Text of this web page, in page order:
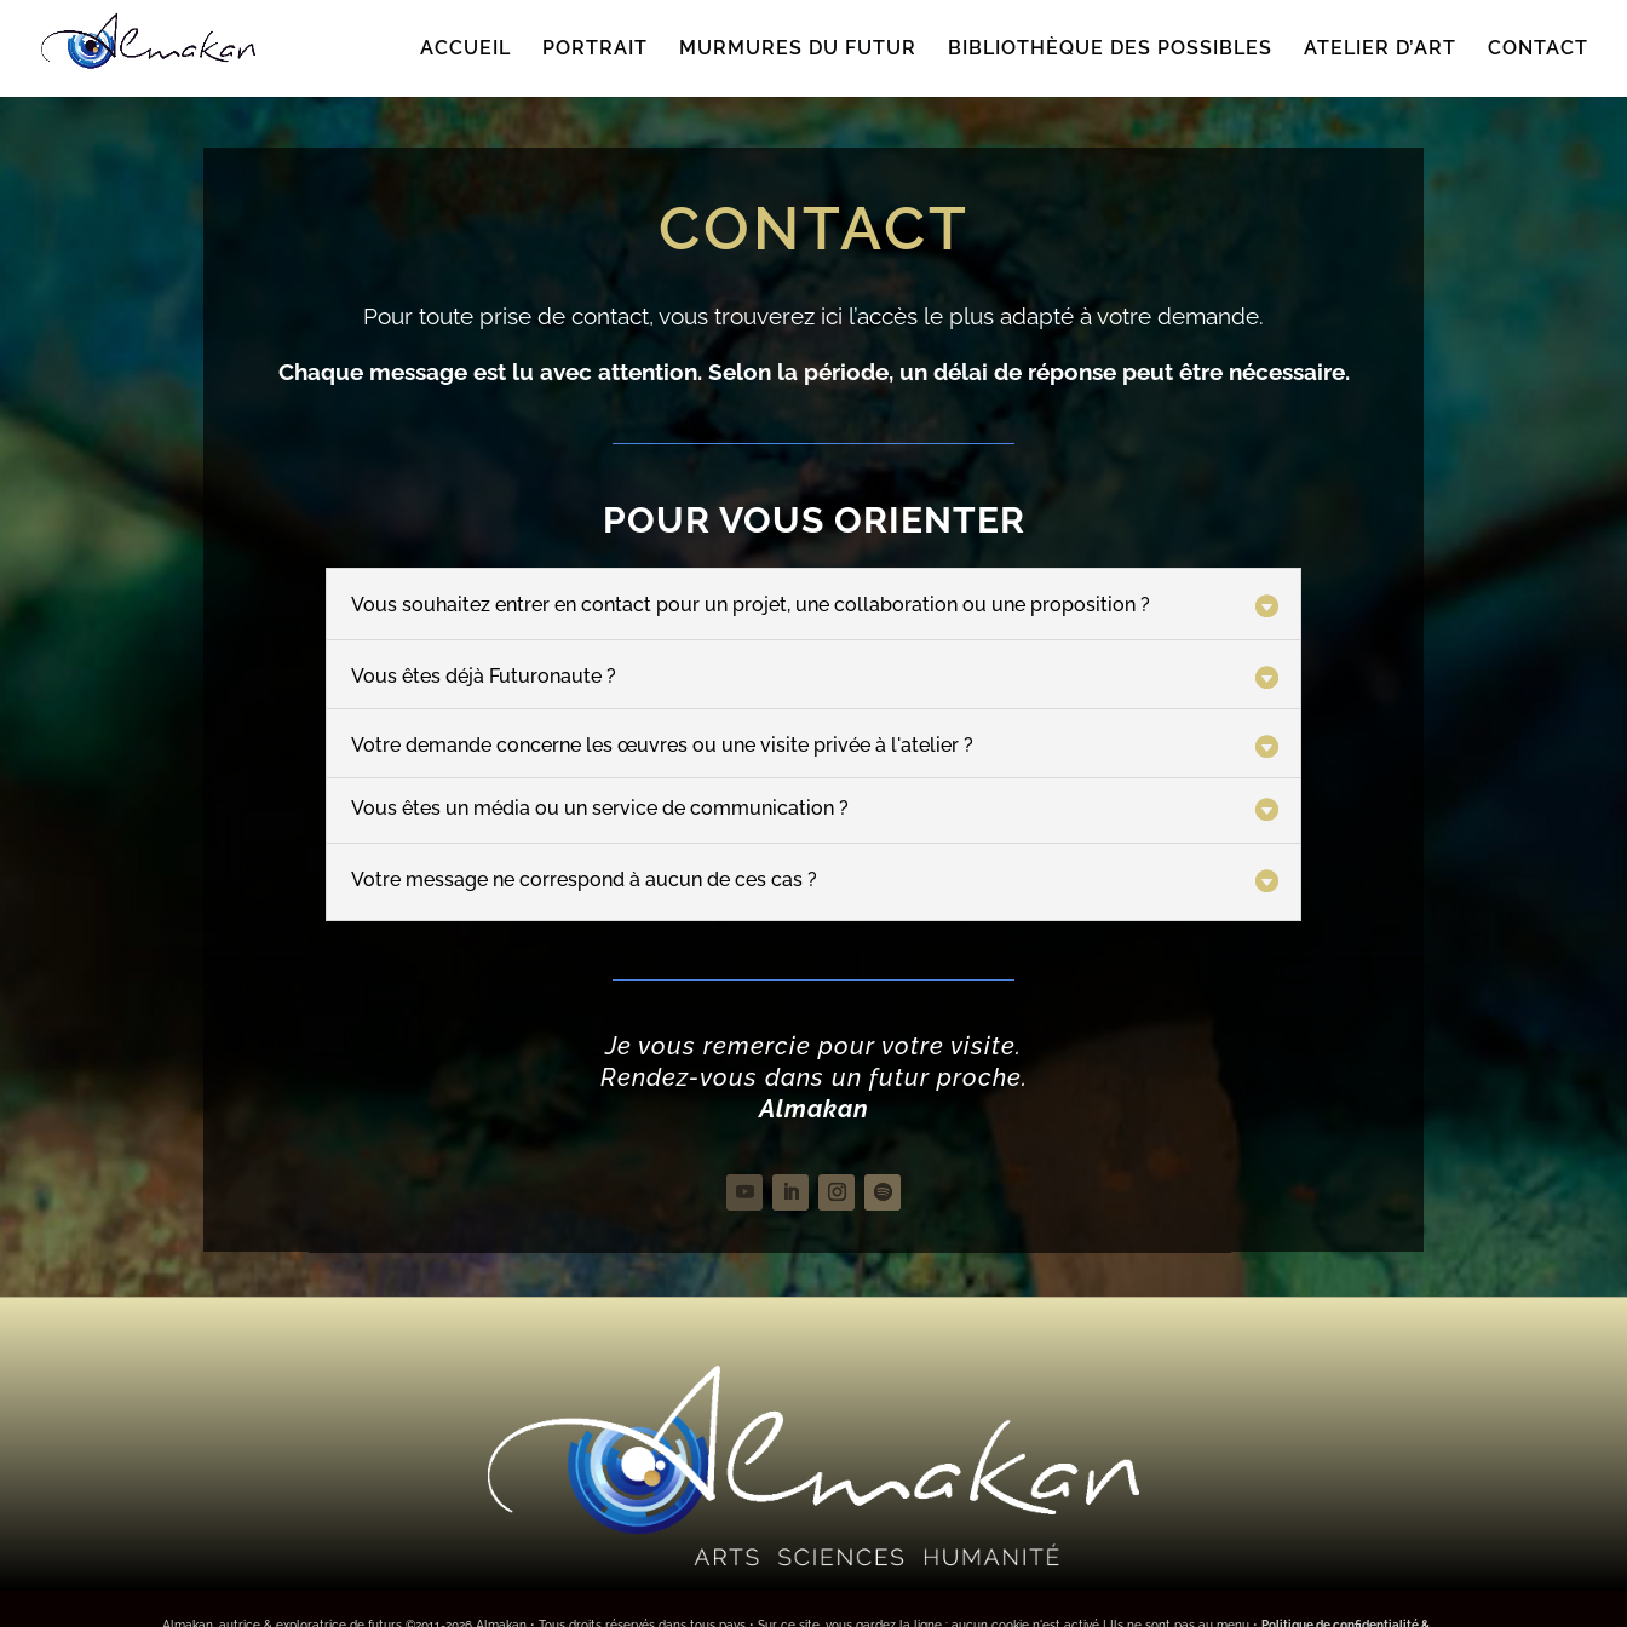
ACCUEIL PORTRAIT MURMURES DU FUTUR BIBLIOTHÈQUE DES POSSIBLES ATELIER D’ART CONTACT
CONTACT
Pour toute prise de contact, vous trouverez ici l’accès le plus adapté à votre demande.
Chaque message est lu avec attention. Selon la période, un délai de réponse peut être nécessaire.
POUR VOUS ORIENTER
Vous souhaitez entrer en contact pour un projet, une collaboration ou une proposition ?
Vous êtes déjà Futuronaute ?
Votre demande concerne les œuvres ou une visite privée à l'atelier ?
Vous êtes un média ou un service de communication ?
Votre message ne correspond à aucun de ces cas ?
Je vous remercie pour votre visite.
Rendez-vous dans un futur proche.
Almakan